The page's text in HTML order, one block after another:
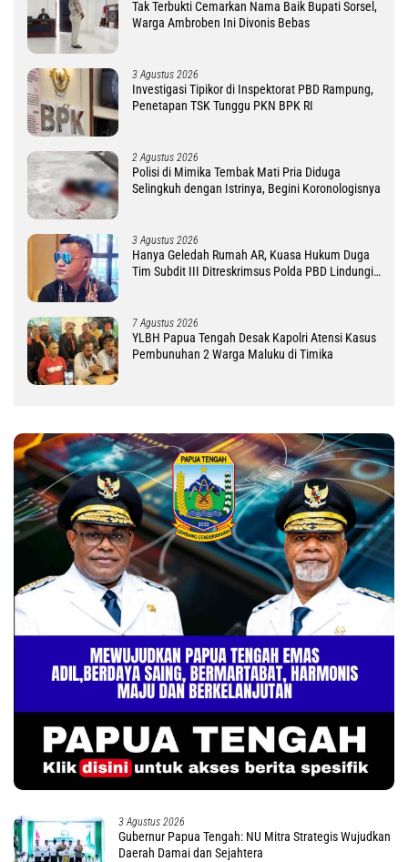
Tak Terbukti Cemarkan Nama Baik Bupati Sorsel,
Warga Ambroben Ini Divonis Bebas
3 Agustus 2026
Investigasi Tipikor di Inspektorat PBD Rampung,
Penetapan TSK Tunggu PKN BPK RI
2 Agustus 2026
Polisi di Mimika Tembak Mati Pria Diduga
Selingkuh dengan Istrinya, Begini Koronologisnya
3 Agustus 2026
Hanya Geledah Rumah AR, Kuasa Hukum Duga
Tim Subdit III Ditreskrimsus Polda PBD Lindungi
7 Agustus 2026
YLBH Papua Tengah Desak Kapolri Atensi Kasus
Pembunuhan 2 Warga Maluku di Timika
3 Agustus 2026
Gubernur Papua Tengah: NU Mitra Strategis Wujudkan
Daerah Damai dan Sejahtera